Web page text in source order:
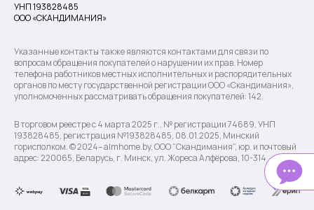
УНП 193828485
ООО «СКАНДИМАНИЯ»
Указанные контакты также являются контактами для связи по
вопросам обращения покупателей о нарушении их прав. Номер
телефона работников местных исполнительных и распорядительных
органов по месту государственной регистрации ООО «Скандимания»,
уполномоченных рассматривать обращения покупателей: 142.
В торговом реестре с 4 марта 2025 г., № регистрации 74689, УНП
193828485, регистрация №193828485, 08.01.2025, Минский
горисполком. © 2024– almhome.by, ООО “Скандимания”, юр. и почтовый
адрес: 220065, Беларусь, г. Минск, ул. Жореса Алфёрова, 10-314